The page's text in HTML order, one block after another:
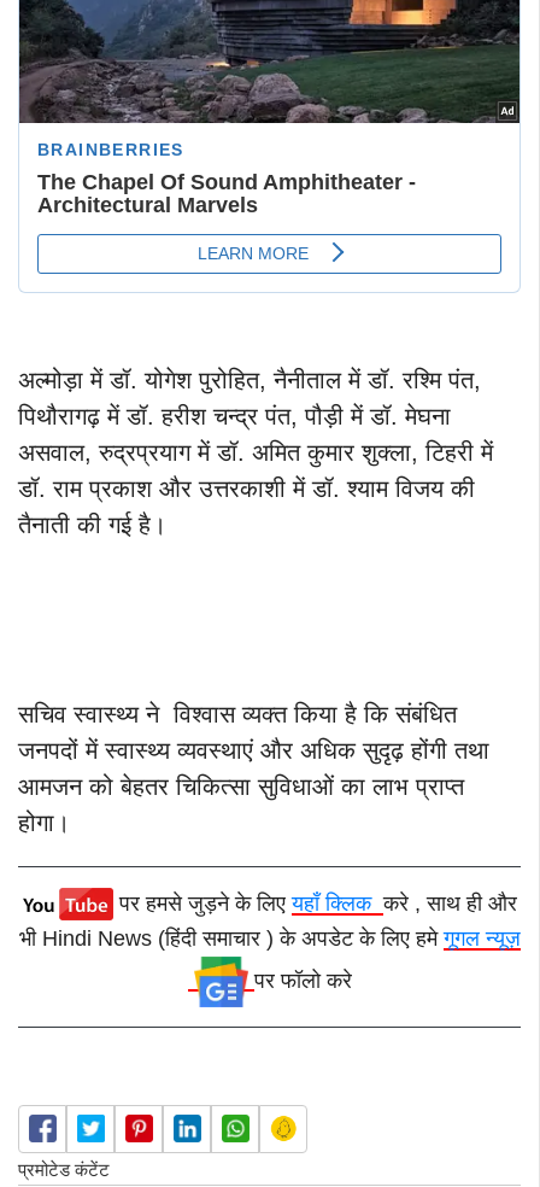
अल्मोड़ा में डॉ. योगेश पुरोहित, नैनीताल में डॉ. रश्मि पंत,
पिथौरागढ़ में डॉ. हरीश चन्द्र पंत, पौड़ी में डॉ. मेघना
असवाल, रुद्रप्रयाग में डॉ. अमित कुमार शुक्ला, टिहरी में
डॉ. राम प्रकाश और उत्तरकाशी में डॉ. श्याम विजय की
तैनाती की गई है।
सचिव स्वास्थ्य ने विश्वास व्यक्त किया है कि संबंधित
जनपदों में स्वास्थ्य व्यवस्थाएं और अधिक सुदृढ़ होंगी तथा
आमजन को बेहतर चिकित्सा सुविधाओं का लाभ प्राप्त
होगा।
पर हमसे जुड़ने के लिएयहाँ क्लिककरे , साथ ही और
भी Hindi News (हिंदी समाचार ) के अपडेट के लिए हमेगूगल न्यूज़
पर फॉलो करे